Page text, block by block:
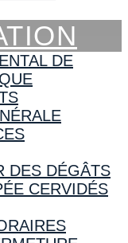
DE
DES DÉGÂTS
CERVIDÉS